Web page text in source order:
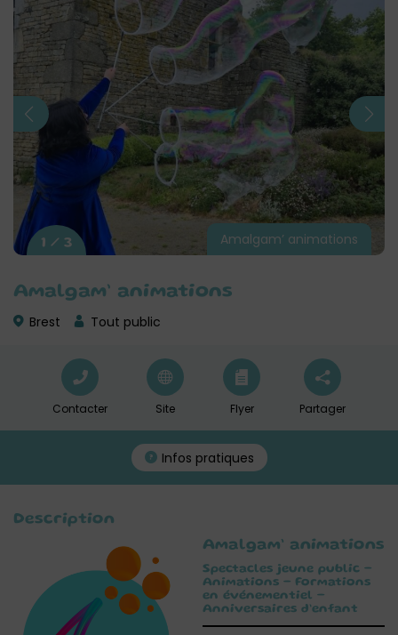
Amalgam’ animations
Brest Tout public
Amalgam’ animations
1 / 3
Contacter Site Flyer Partager
Infos pratiques
Description
Amalgam’ animations
Spectacles jeune public –
Animations – Formations
en événementiel –
Anniversaires d’enfant